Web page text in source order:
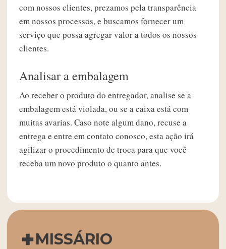
com nossos clientes, prezamos pela transparência
em nossos processos, e buscamos fornecer um
serviço que possa agregar valor a todos os nossos
clientes.
Analisar a embalagem
Ao receber o produto do entregador, analise se a
embalagem está violada, ou se a caixa está com
muitas avarias. Caso note algum dano, recuse a
entrega e entre em contato conosco, esta ação irá
agilizar o procedimento de troca para que você
receba um novo produto o quanto antes.
MISSÁRIO